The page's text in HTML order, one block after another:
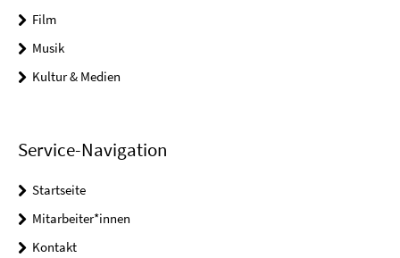
Film
Musik
Kultur & Medien
Service-Navigation
Startseite
Mitarbeiter*innen
Kontakt